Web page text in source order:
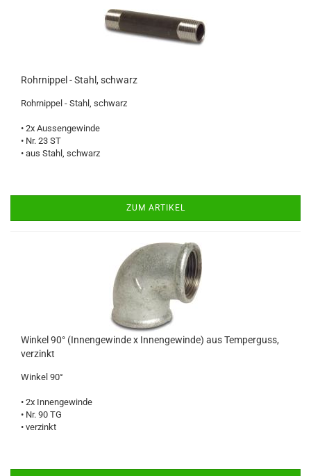
Rohrnippel - Stahl, schwarz
Rohrnippel - Stahl, schwarz
• 2x Aussengewinde
• Nr. 23 ST
• aus Stahl, schwarz
ZUM ARTIKEL
Winkel 90° (Innengewinde x Innengewinde) aus Temperguss,
verzinkt
Winkel 90°
• 2x Innengewinde
• Nr. 90 TG
• verzinkt